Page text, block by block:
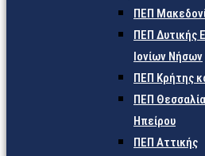
ΠΕΠ
ΠΕΠ Δυτικής
Ιονίων Νήσων
ΠΕΠ Κρήτης
ΠΕΠ
Ηπείρου
ΠΕΠ Αττικής